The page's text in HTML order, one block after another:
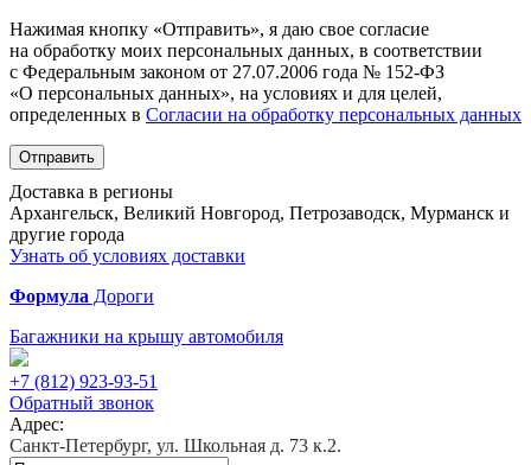
Нажимая кнопку «Отправить», я даю свое согласие
на обработку моих персональных данных, в соответствии
с Федеральным законом от 27.07.2006 года № 152-ФЗ
«О персональных данных», на условиях и для целей,
определенных в Согласии на обработку персональных данных
Отправить
Доставка в регионы
Архангельск, Великий Новгород, Петрозаводск, Мурманск и
другие города
Узнать об условиях доставки
Формула Дороги
Багажники на крышу автомобиля
+7 (812) 923-93-51
Обратный звонок
Адрес:
Санкт-Петербург, ул. Школьная д. 73 к.2.